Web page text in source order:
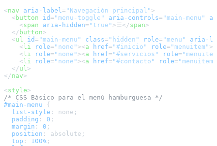
<nav aria-label= "Navegación principal" >
< button id= "menu-toggle" aria-controls= "main-menu"
<span aria-hidden= "true" >☰</span>
</ button>
<ul id= "main-menu" class= "hidden" role= "menu"
aria-
< li role= "none" ><a href= "#inicio" role= "menuitem" >
< li role= "none" ><a href= "#servicios" role=
< li role= "none" ><a href= "#contacto" role= "menuitem"
</ul>
</nav>
<style>
/* CSS Básico para el menú hamburguesa */
#main-menu {
list-style : none;
padding : 0 ;
margin : 0 ;
position : absolute;
top : 100% ;